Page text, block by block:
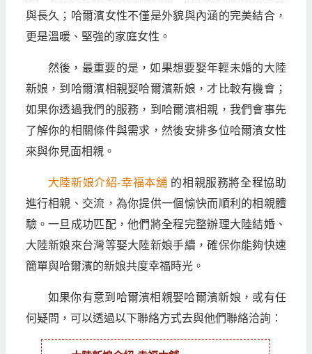
與長久；哈爾濱女性不僅是外貌與內涵的完美結合，
更是溫暖、堅強的家庭女性。
然後，最重要的是，如果想要娶年輕未婚的大陸
新娘，到哈爾濱相親娶哈爾濱新娘，才比較有機會；
如果你透過我們的服務，到哈爾濱相親，我們會事先
了解你的相關條件與需求，然後安排多位哈爾濱女性
來與你見面相親。
大陸新娘介紹-幸福本舖 的相親服務將全程協助
進行相親、交流，為你提供一個愉快而順利的相親體
驗。一旦成功匹配，他們將全程完整辦理大陸結婚、
大陸新娘來台灣等娶大陸新娘手續，確保你能夠快速
簡單與哈爾濱的新娘共度幸福時光。
如果你有意到哈爾濱相親娶哈爾濱新娘，或有任
何疑問，可以透過以下聯絡方式去與他們聯絡洽詢：